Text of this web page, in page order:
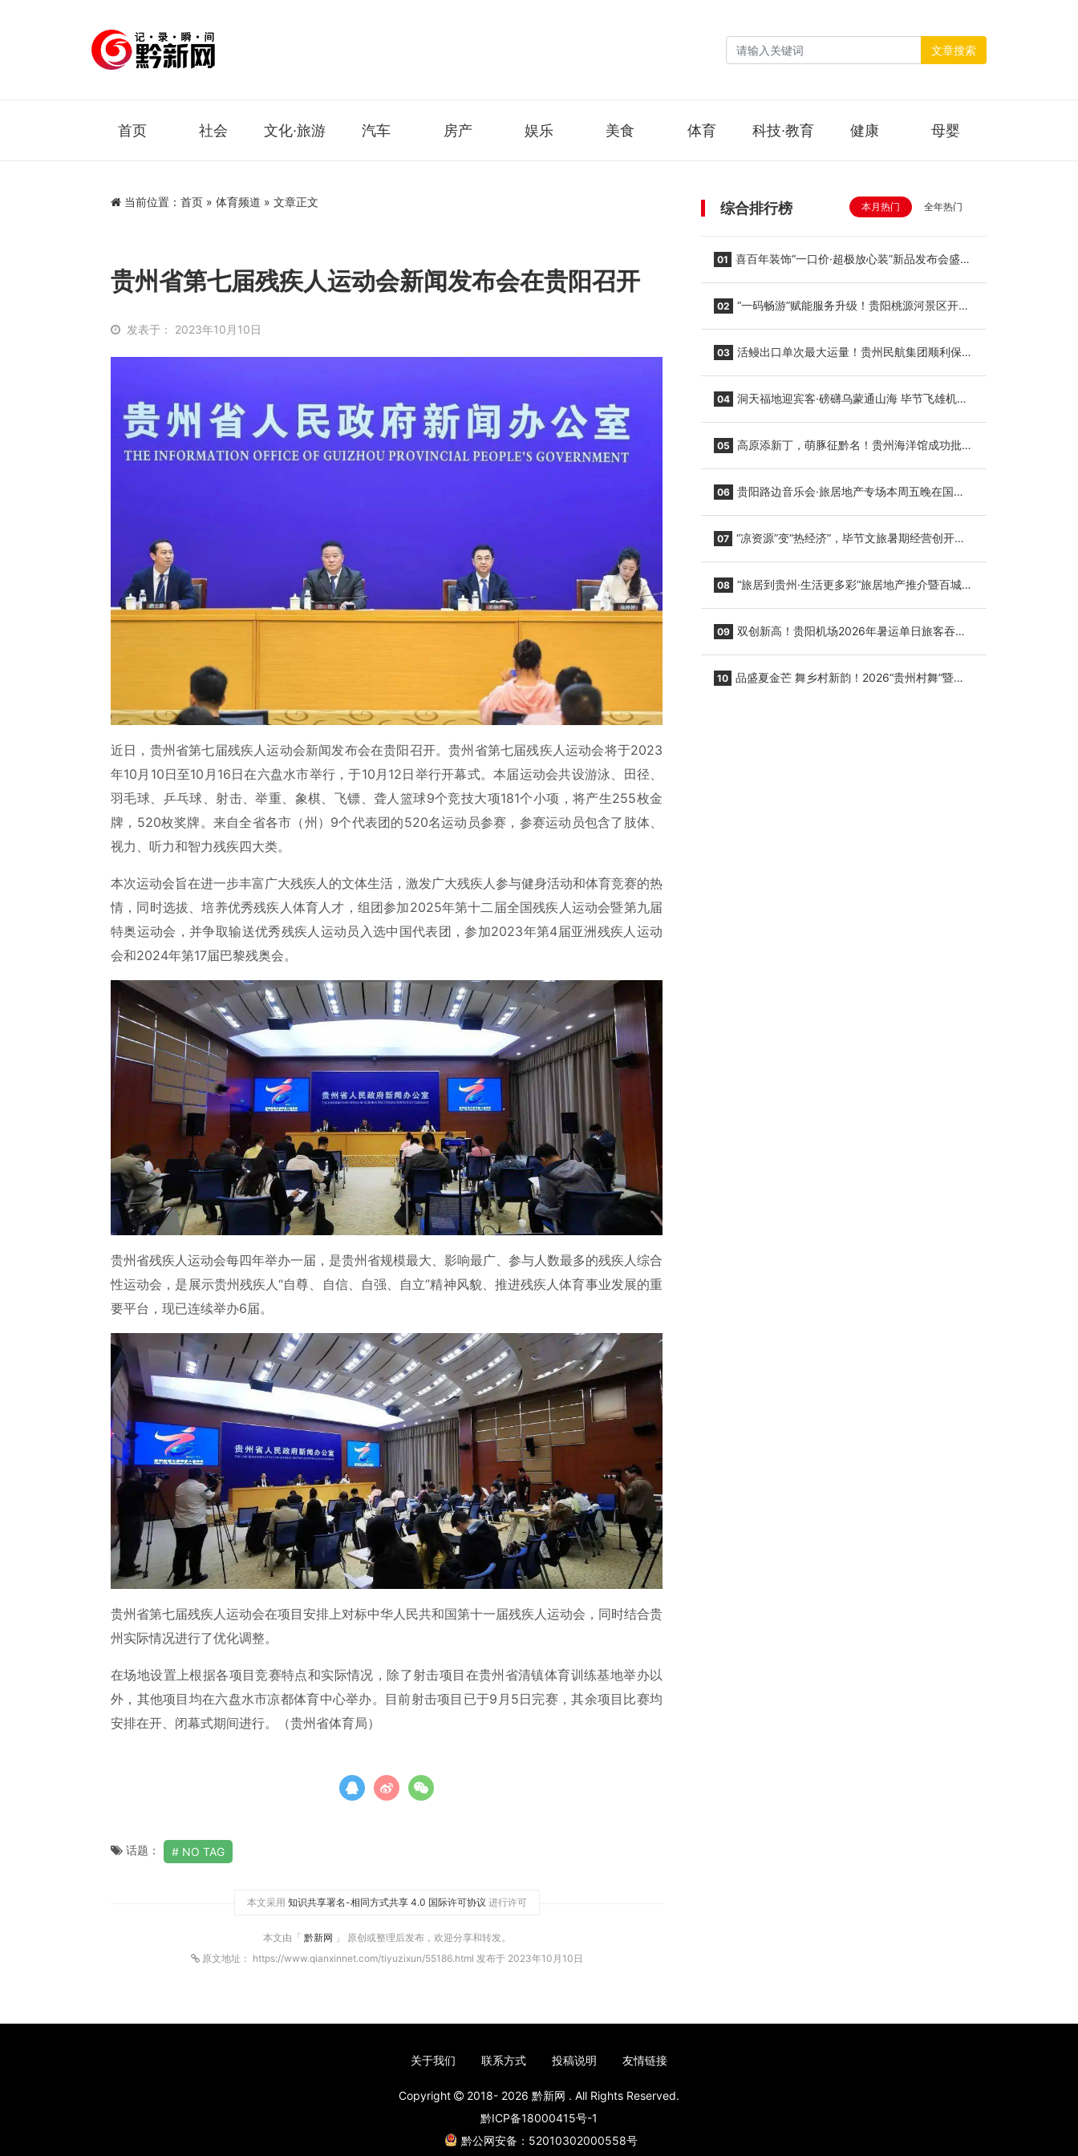
文章搜索
首页 社会 文化·旅游 汽车 房产 娱乐 美食 体育 科技·教育 健康 母婴
当前位置： 首页 » 体育频道 » 文章正文
贵州省第七届残疾人运动会新闻发布会在贵阳召开
发表于： 2023年10月10日
近日，贵州省第七届残疾人运动会新闻发布会在贵阳召开。贵州省第七届残疾人运动会将于2023
年10月10日至10月16日在六盘水市举行，于10月12日举行开幕式。本届运动会共设游泳、田径、
羽毛球、乒乓球、射击、举重、象棋、飞镖、聋人篮球9个竞技大项181个小项，将产生255枚金
牌，520枚奖牌。来自全省各市（州）9个代表团的520名运动员参赛，参赛运动员包含了肢体、
视力、听力和智力残疾四大类。
本次运动会旨在进一步丰富广大残疾人的文体生活，激发广大残疾人参与健身活动和体育竞赛的热
情，同时选拔、培养优秀残疾人体育人才，组团参加2025年第十二届全国残疾人运动会暨第九届
特奥运动会，并争取输送优秀残疾人运动员入选中国代表团，参加2023年第4届亚洲残疾人运动
会和2024年第17届巴黎残奥会。
贵州省残疾人运动会每四年举办一届，是贵州省规模最大、影响最广、参与人数最多的残疾人综合
性运动会，是展示贵州残疾人“自尊、自信、自强、自立”精神风貌、推进残疾人体育事业发展的重
要平台，现已连续举办6届。
贵州省第七届残疾人运动会在项目安排上对标中华人民共和国第十一届残疾人运动会，同时结合贵
州实际情况进行了优化调整。
在场地设置上根据各项目竞赛特点和实际情况，除了射击项目在贵州省清镇体育训练基地举办以
外，其他项目均在六盘水市凉都体育中心举办。目前射击项目已于9月5日完赛，其余项目比赛均
安排在开、闭幕式期间进行。（贵州省体育局）
话题： NO TAG
本文采用 知识共享署名-相同方式共享 4.0 国际许可协议 进行许可
本文由「 黔新网 」 原创或整理后发布，欢迎分享和转发。
原文地址： https://www.qianxinnet.com/tiyuzixun/55186.html 发布于 2023年10月10日
综合排行榜 本月热门 全年热门
01 喜百年装饰“一口价·超极放心装”新品发布会盛大
02 “一码畅游”赋能服务升级！贵阳桃源河景区开
03 活鳗出口单次最大运量！贵州民航集团顺利保障
04 洞天福地迎宾客·磅礴乌蒙通山海 毕节飞雄机场
05 高原添新丁，萌豚征黔名！贵州海洋馆成功批量
06 贵阳路边音乐会·旅居地产专场本周五晚在国际
07 “凉资源”变“热经济”，毕节文旅暑期经营创开门
08 “旅居到贵州·生活更多彩”旅居地产推介暨百城千
09 双创新高！贵阳机场2026年暑运单日旅客吞吐
10 品盛夏金芒 舞乡村新韵！2026“贵州村舞”暨望
关于我们 联系方式 投稿说明 友情链接
Copyright 2018- 2026 黔新网 . All Rights Reserved.
黔ICP备18000415号-1
黔公网安备：52010302000558号